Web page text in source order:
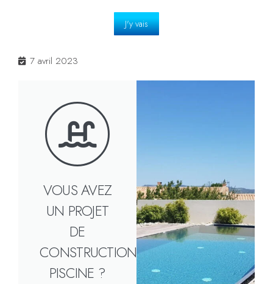
J'y vais
7 avril 2023
VOUS AVEZ
UN PROJET
DE
CONSTRUCTION
PISCINE ?